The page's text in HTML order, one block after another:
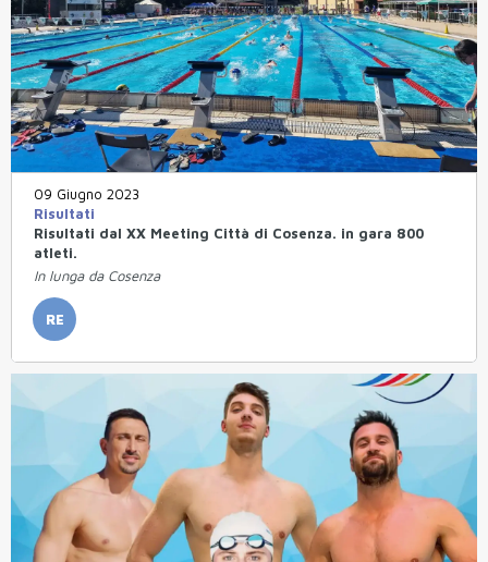
09 Giugno 2023
Risultati
Risultati dal XX Meeting Città di Cosenza. in gara 800
atleti.
In lunga da Cosenza
RE